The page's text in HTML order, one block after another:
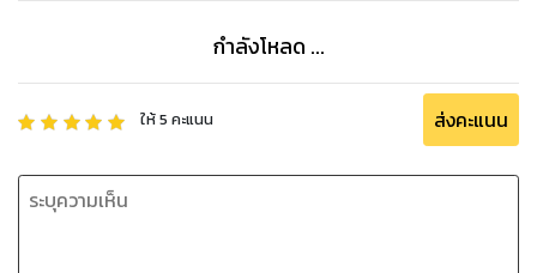
กำลังโหลด ...
ให้5 คะแนน ส่งคะแนน